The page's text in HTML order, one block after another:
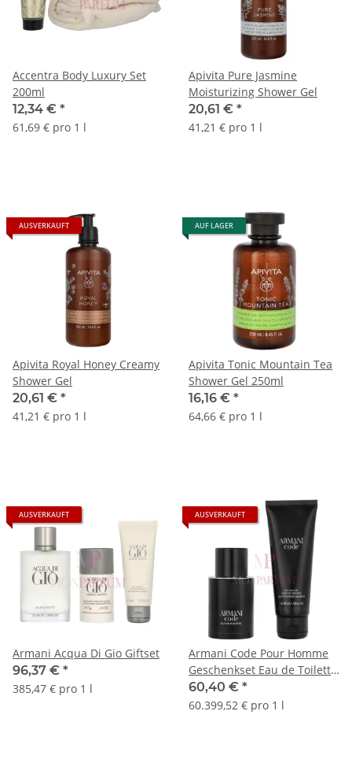
Accentra Body Luxury Set
200ml
12,34 € *
61,69 € pro 1 l
Apivita Pure Jasmine
Moisturizing Shower Gel
20,61 € *
41,21 € pro 1 l
AUSVERKAUFT
Apivita Royal Honey Creamy
Shower Gel
20,61 € *
41,21 € pro 1 l
AUF LAGER
Apivita Tonic Mountain Tea
Shower Gel 250ml
16,16 € *
64,66 € pro 1 l
AUSVERKAUFT
Armani Acqua Di Gio Giftset
96,37 € *
385,47 € pro 1 l
AUSVERKAUFT
Armani Code Pour Homme
Geschenkset Eau de Toilette
50ml/Shower Gel 75ml
60,40 € *
60.399,52 € pro 1 l